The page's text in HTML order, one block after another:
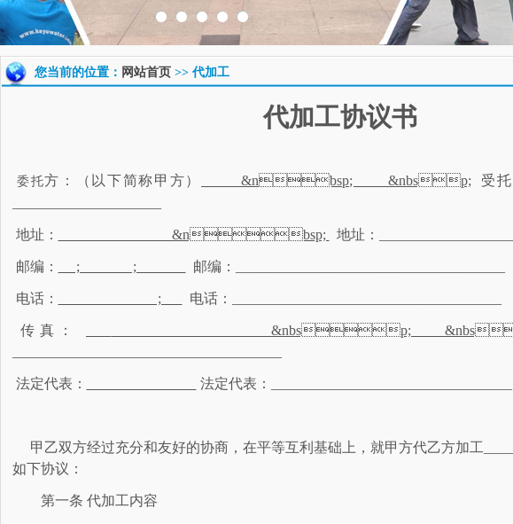
您当前的位置： 网站首页 >> 代加工
代加工协议书
委托方：（以下简称甲方） &nbsp; &nbsp;
受
地址：  &nbsp; 地址：
邮编： ; ; 邮编：______________________________________
电话： ; 电话：______________________________________
传真： &nbsp;
法定代表： 法定代表：__________________________________
甲乙双方经过充分和友好的协商，在平等互利基础上，就甲方代乙方加工
如下协议：
第一条 代加工内容